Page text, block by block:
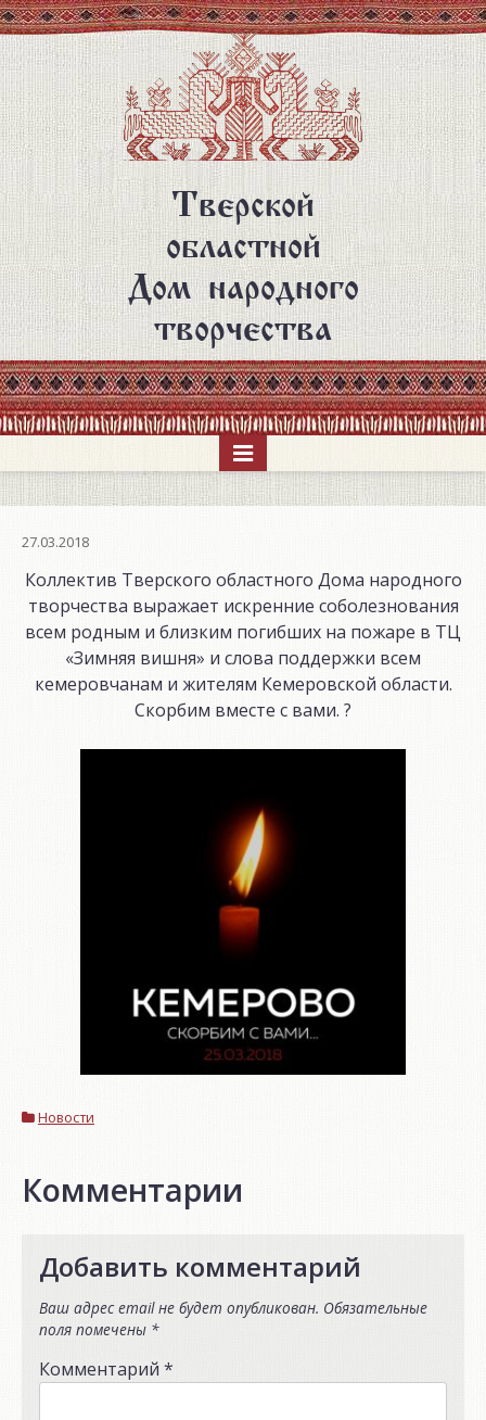
Перейти
к
основному
содержанию
Тверской
областной
Дом народного
творчества
27.03.2018
Коллектив Тверского областного Дома народного
творчества выражает искренние соболезнования
всем родным и близким погибших на пожаре в ТЦ
«Зимняя вишня» и слова поддержки всем
кемеровчанам и жителям Кемеровской области.
Скорбим вместе с вами. ?
Новости
Комментарии
Добавить комментарий
Ваш адрес email не будет опубликован. Обязательные
поля помечены *
Комментарий *